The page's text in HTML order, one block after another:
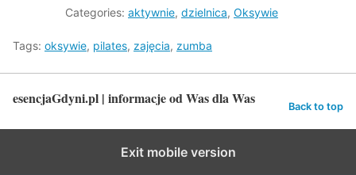
Categories: aktywnie, dzielnica, Oksywie
Tags: oksywie, pilates, zajęcia, zumba
esencjaGdyni.pl | informacje od Was dla Was Back to top
Exit mobile version